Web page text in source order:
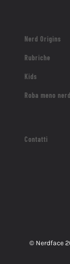
Nerd Origins
Rubriche
Kids
Roba meno nerd
Contatti
© Nerdface